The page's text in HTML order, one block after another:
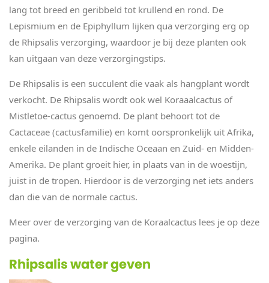
lang tot breed en geribbeld tot krullend en rond. De
Lepismium en de Epiphyllum lijken qua verzorging erg op
de Rhipsalis verzorging, waardoor je bij deze planten ook
kan uitgaan van deze verzorgingstips.
De Rhipsalis is een succulent die vaak als hangplant wordt
verkocht. De Rhipsalis wordt ook wel Koraaalcactus of
Mistletoe-cactus genoemd. De plant behoort tot de
Cactaceae (cactusfamilie) en komt oorspronkelijk uit Afrika,
enkele eilanden in de Indische Oceaan en Zuid- en Midden-
Amerika. De plant groeit hier, in plaats van in de woestijn,
juist in de tropen. Hierdoor is de verzorging net iets anders
dan die van de normale cactus.
Meer over de verzorging van de Koraalcactus lees je op deze
pagina.
Rhipsalis water geven